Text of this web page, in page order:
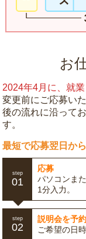
お
2024年4月に、就
変更前にご応募い
後の流れに沿って
す。
最短で応募翌日か
step
01
応募
パソコンま
1分入力。
step
02
説明会を予約
ご希望の日